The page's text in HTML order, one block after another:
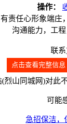
操作：
责任心形象端
沟通能力，工程
联
点击查看完整信息
山同城网)对此
可能
急招保洁，